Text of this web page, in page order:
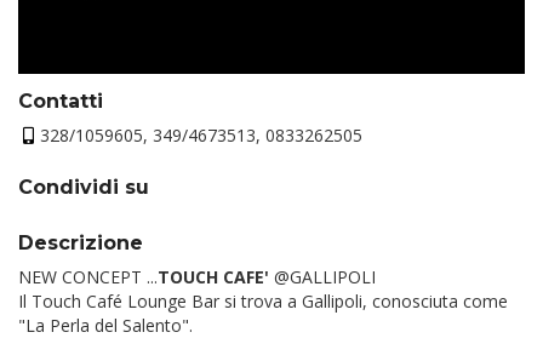
Contatti
328/1059605, 349/4673513, 0833262505
Condividi su
Descrizione
NEW CONCEPT ...TOUCH CAFE' @GALLIPOLI
Il Touch Café Lounge Bar si trova a Gallipoli, conosciuta come
"La Perla del Salento".